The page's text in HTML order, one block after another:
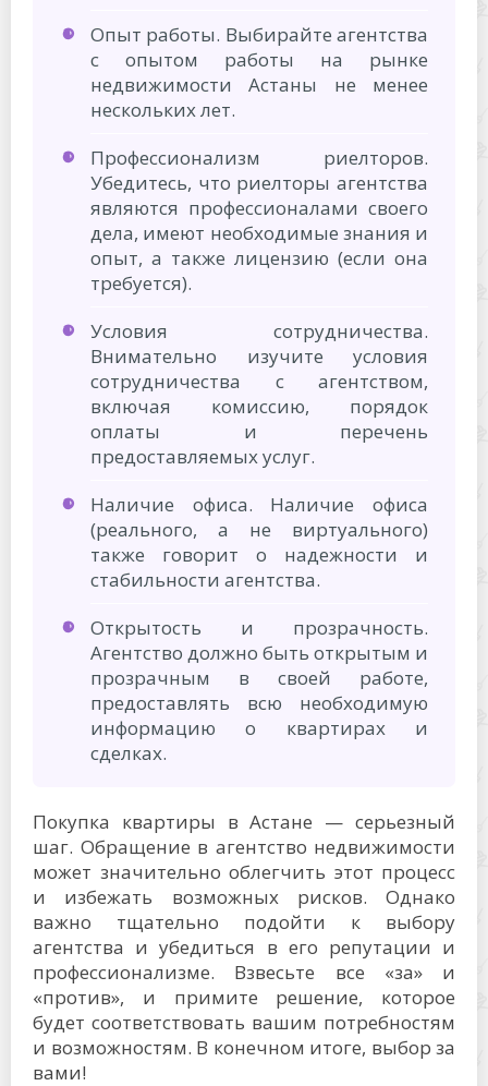
Опыт работы. Выбирайте агентства
с опытом работы на рынке
недвижимости Астаны не менее
нескольких лет.
Профессионализм риелторов.
Убедитесь, что риелторы агентства
являются профессионалами своего
дела, имеют необходимые знания и
опыт, а также лицензию (если она
требуется).
Условия сотрудничества.
Внимательно изучите условия
сотрудничества с агентством,
включая комиссию, порядок
оплаты и перечень
предоставляемых услуг.
Наличие офиса. Наличие офиса
(реального, а не виртуального)
также говорит о надежности и
стабильности агентства.
Открытость и прозрачность.
Агентство должно быть открытым и
прозрачным в своей работе,
предоставлять всю необходимую
информацию о квартирах и
сделках.
Покупка квартиры в Астане — серьезный
шаг. Обращение в агентство недвижимости
может значительно облегчить этот процесс
и избежать возможных рисков. Однако
важно тщательно подойти к выбору
агентства и убедиться в его репутации и
профессионализме. Взвесьте все «за» и
«против», и примите решение, которое
будет соответствовать вашим потребностям
и возможностям. В конечном итоге, выбор за
вами!